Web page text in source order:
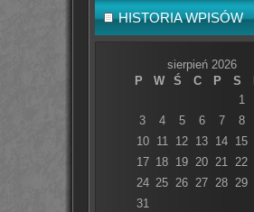
HISTORIA WPISÓW
sierpień 2026
P
W Ś C P S
1
3
4 5 6 7 8
10
11 12 13 14 15
17 18 19 20 21 22
24 25 26 27 28 29
31